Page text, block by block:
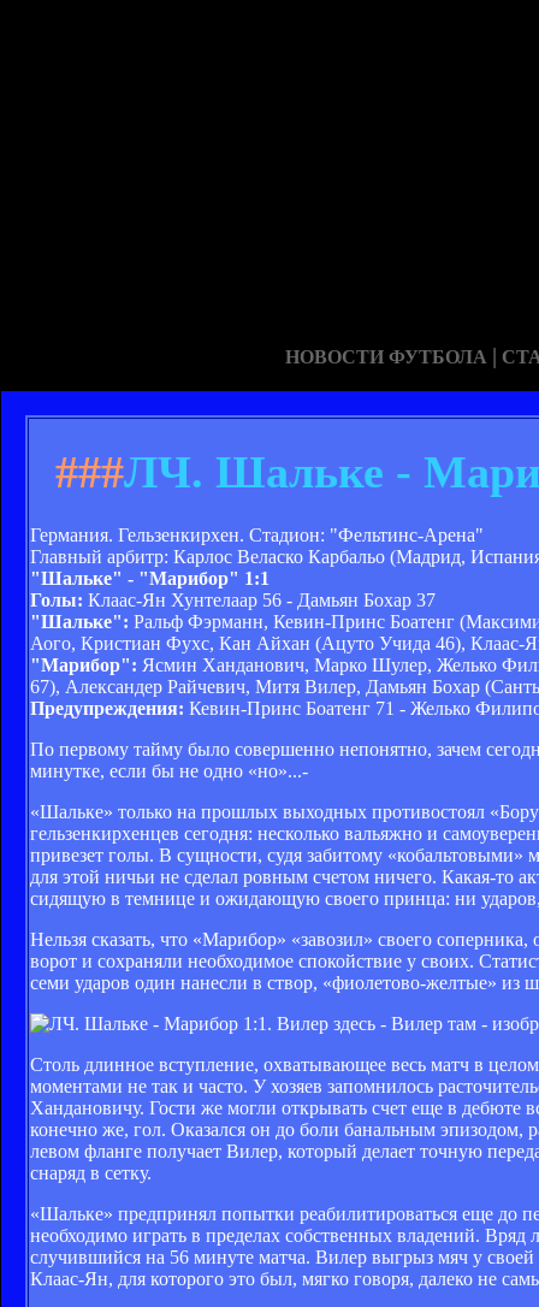
НОВОСТИ ФУТБОЛА |
###ЛЧ. Шальке -
Германия. Гельзенкирхен. Стадион: "Фельтинс-Арена"
Главный арбитр: Карлос Веласко Карбальо (Мадрид,
"Шальке" - "Марибор" 1:1
Голы: Клаас-Ян Хунтелаар 56 - Дамьян Бохар 37
"Шальке": Ральф Фэрманн, Кевин-Принс Боатенг
Аого, Кристиан Фухс, Кан Айхан (Ацуто Учида 46), Клаас-
"Марибор": Ясмин Ханданович, Марко Шулер, Желько
67), Александер Райчевич, Митя Вилер, Дамьян Бохар
Предупреждения: Кевин-Принс Боатенг 71 - Желько
По первому тайму было совершенно непонятно, зачем
минутке, если бы не одно «но»...-
«Шальке» только на прошлых выходных противостоял
гельзенкирхенцев сегодня: несколько вальяжно и
привезет голы. В сущности, судя забитому «кобальтовыми»
для этой ничьи не сделал ровным счетом ничего. Какая-то
сидящую в темнице и ожидающую своего принца: ни
Нельзя сказать, что «Марибор» «завозил» своего
ворот и сохраняли необходимое спокойствие у своих.
семи ударов один нанесли в створ, «фиолетово-желтые»
Столь длинное вступление, охватывающее весь матч в
моментами не так и часто. У хозяев запомнилось
Хандановичу. Гости же могли открывать счет еще в дебюте
конечно же, гол. Оказался он до боли банальным
левом фланге получает Вилер, который делает точную
снаряд в сетку.
«Шальке» предпринял попытки реабилитироваться еще до
необходимо играть в пределах собственных владений.
случившийся на 56 минуте матча. Вилер выгрыз мяч у
Клаас-Ян, для которого это был, мягко говоря, далеко не